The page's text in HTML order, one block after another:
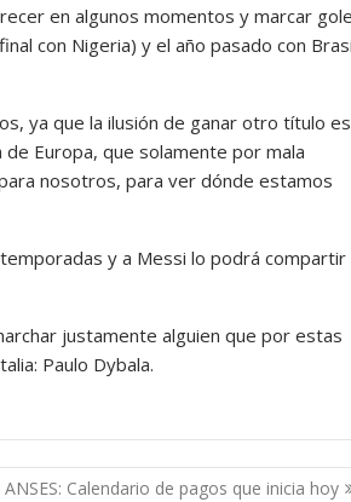
en algunos momentos y marcar
con Nigeria) y el año pasado con
ya que la ilusión de ganar otro título es
de Europa, que solamente por mala
nosotros, para ver dónde estamos
y a Messi lo podrá compartir
justamente alguien que por estas
Paulo Dybala.
ANSES: Calendario de pagos que inicia hoy